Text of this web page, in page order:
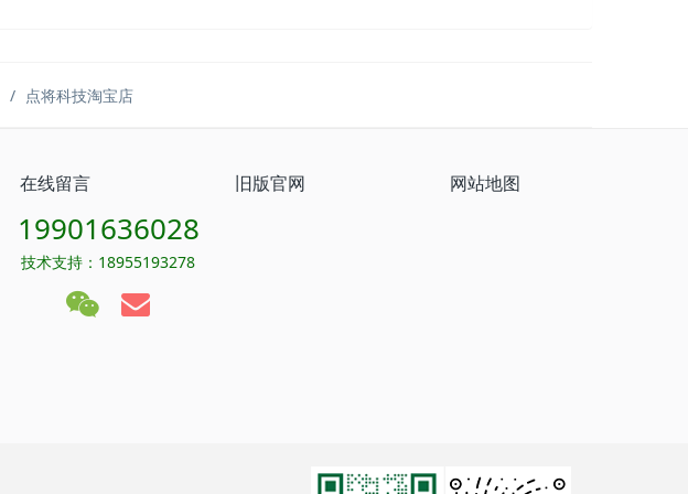
点将科技淘宝店
在线留言 旧版官网 网站地图
19901636028
技术支持：18955193278